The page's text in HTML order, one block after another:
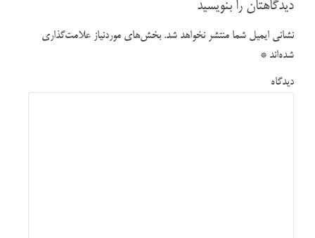
دیدگاهتان را بنویسید
نشانی ایمیل شما منتشر نخواهد شد. بخش‌های موردنیاز علامت‌گذاری
شده‌اند *
دیدگاه